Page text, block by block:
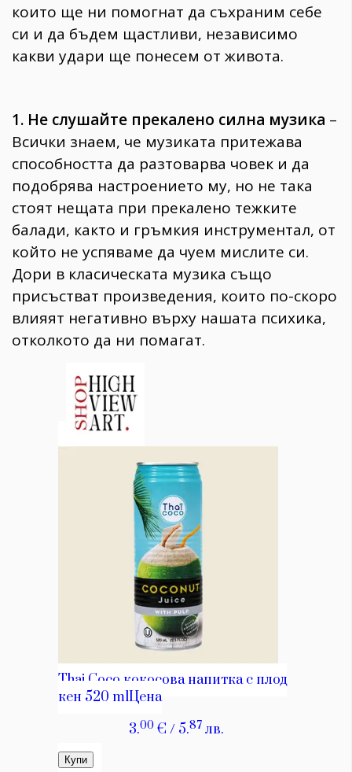
които ще ни помогнат да съхраним себе
си и да бъдем щастливи, независимо
какви удари ще понесем от живота.
1. Не слушайте прекалено силна музика –
Всички знаем, че музиката притежава
способността да разтоварва човек и да
подобрява настроението му, но не така
стоят нещата при прекалено тежките
балади, както и гръмкия инструментал, от
който не успяваме да чуем мислите си.
Дори в класическата музика също
присъстват произведения, които по-скоро
влияят негативно върху нашата психика,
отколкото да ни помагат.